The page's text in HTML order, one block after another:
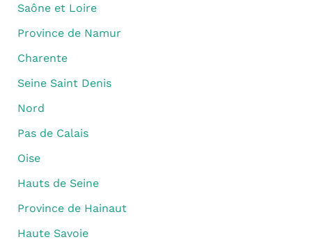
Saône et Loire
Province de Namur
Charente
Seine Saint Denis
Nord
Pas de Calais
Oise
Hauts de Seine
Province de Hainaut
Haute Savoie